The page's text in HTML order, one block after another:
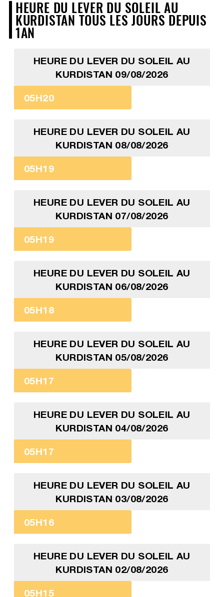
HEURE DU LEVER DU SOLEIL AU
KURDISTAN TOUS LES JOURS DEPUIS
1AN
HEURE DU LEVER DU SOLEIL AU
KURDISTAN 09/08/2026
05H20
HEURE DU LEVER DU SOLEIL AU
KURDISTAN 08/08/2026
05H19
HEURE DU LEVER DU SOLEIL AU
KURDISTAN 07/08/2026
05H19
HEURE DU LEVER DU SOLEIL AU
KURDISTAN 06/08/2026
05H18
HEURE DU LEVER DU SOLEIL AU
KURDISTAN 05/08/2026
05H17
HEURE DU LEVER DU SOLEIL AU
KURDISTAN 04/08/2026
05H17
HEURE DU LEVER DU SOLEIL AU
KURDISTAN 03/08/2026
05H16
HEURE DU LEVER DU SOLEIL AU
KURDISTAN 02/08/2026
05H15